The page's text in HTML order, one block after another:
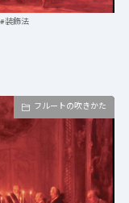
#装飾法
フルートの吹きかた